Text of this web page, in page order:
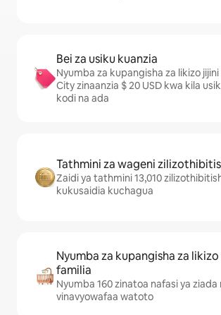
Bei za usiku kuanzia
Nyumba za kupangisha za likizo
City zinaanzia $ 20 USD kwa kila
kodi na ada
Tathmini za wageni
Zaidi ya tathmini 13,010
kukusaidia kuchagua
Nyumba za kupangisha za
familia
Nyumba 160 zinatoa nafasi ya
vinavyowafaa watoto